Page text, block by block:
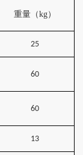
重量（kg）
25
60
60
13